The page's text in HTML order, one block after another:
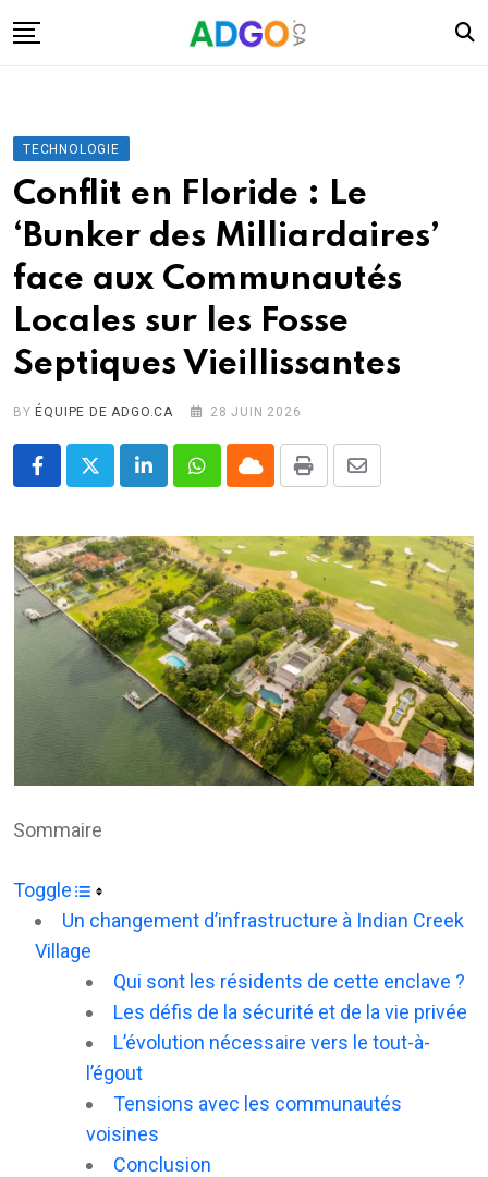
to
Santé
Énergie
Robots
Tech.
Militaire
Sciences
Culture
TECHNOLOGIE
Conflit en Floride : Le
‘Bunker des Milliardaires’
face aux Communautés
Locales sur les Fosse
Septiques Vieillissantes
BYÉQUIPE DE ADGO.CA 28 JUIN 2026
LinkedInWhatsappCloudPrint
Share
Email
Sommaire
Toggle
Un changement d’infrastructure à Indian Creek
Village
Qui sont les résidents de cette enclave ?
Les défis de la sécurité et de la vie privée
L’évolution nécessaire vers le tout-à-
l’égout
Tensions avec les communautés
voisines
Conclusion